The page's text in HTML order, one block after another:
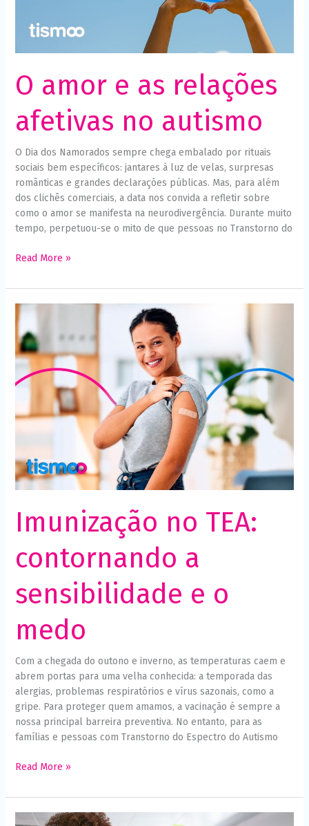
O amor e as relações
afetivas no autismo
O Dia dos Namorados sempre chega embalado por rituais
sociais bem específicos: jantares à luz de velas, surpresas
românticas e grandes declarações públicas. Mas, para além
dos clichês comerciais, a data nos convida a refletir sobre
como o amor se manifesta na neurodivergência. Durante muito
tempo, perpetuou-se o mito de que pessoas no Transtorno do
Read More »
Imunização no TEA:
contornando a
sensibilidade e o
medo
Com a chegada do outono e inverno, as temperaturas caem e
abrem portas para uma velha conhecida: a temporada das
alergias, problemas respiratórios e vírus sazonais, como a
gripe. Para proteger quem amamos, a vacinação é sempre a
nossa principal barreira preventiva. No entanto, para as
famílias e pessoas com Transtorno do Espectro do Autismo
Imunização
no
TEA:
contornando
sensibilidade
o
Read More »
Comunicação